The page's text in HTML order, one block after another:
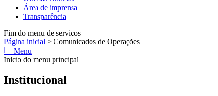
Área de imprensa
Transparência
Fim do menu de serviços
Página inicial > Comunicados de Operações
Menu
Início do menu principal
Institucional